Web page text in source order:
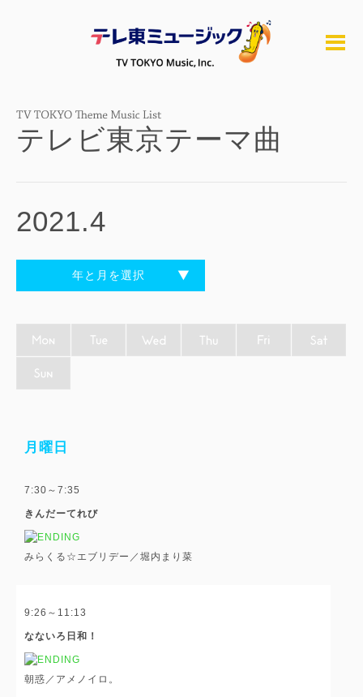
テレビ東京テーマ曲
2021.4
年と月を選択
月曜日
7:30～7:35
きんだーてれび
みらくる☆エブリデー／堀内まり菜
9:26～11:13
なないろ日和！
朝惑／アメノイロ。